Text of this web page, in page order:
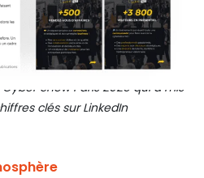
Show Paris 2025 qui a mis
clés sur LinkedIn